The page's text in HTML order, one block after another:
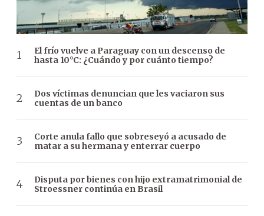
El frío vuelve a Paraguay con un descenso de
hasta 10°C: ¿Cuándo y por cuánto tiempo?
Dos víctimas denuncian que les vaciaron sus
cuentas de un banco
Corte anula fallo que sobreseyó a acusado de
matar a su hermana y enterrar cuerpo
Disputa por bienes con hijo extramatrimonial de
Stroessner continúa en Brasil